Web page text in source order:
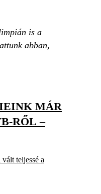
is a
abban,
MÁR
RŐL –
teljessé a